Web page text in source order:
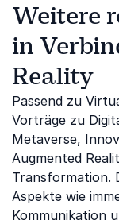
Weitere
in
Reality
Passend zu
Vorträge zu
Metaverse,
Augmented
Transformation.
Aspekte wie
Kommunikation